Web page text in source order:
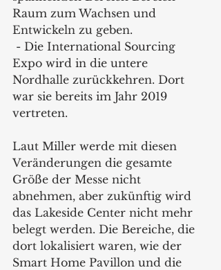
Raum zum Wachsen und
Expo wird in die untere
Nordhalle zurückkehren. Dort
war sie bereits im Jahr 2019
vertreten.
Laut Miller werde mit diesen
Veränderungen die gesamte
Größe der Messe nicht
abnehmen, aber zukünftig wird
das Lakeside Center nicht mehr
belegt werden. Die Bereiche, die
dort lokalisiert waren, wie der
Smart Home Pavillon und die